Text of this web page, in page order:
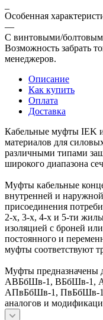
Особенная
—
С винтовыми/
Возможность забрать
менеджеров.
Описание
Как купить
Оплата
Доставка
Кабельные муфты IEK
материалов для
различными типами
широкого диапазона
Муфты кабельные
внутренней и
присоединения
2-х, 3-х, 4-х и 5-ти
изоляцией с броней
постоянного и
муфты соответствуют
Муфты предназначены
АВБбШв-1, ВБбШв-1,
АПвБбШв-1,
аналогов и